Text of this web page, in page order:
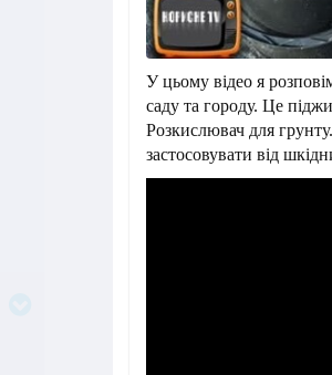
У цьому відео я
саду та городу. Це
Розкислювач для
застосовувати від